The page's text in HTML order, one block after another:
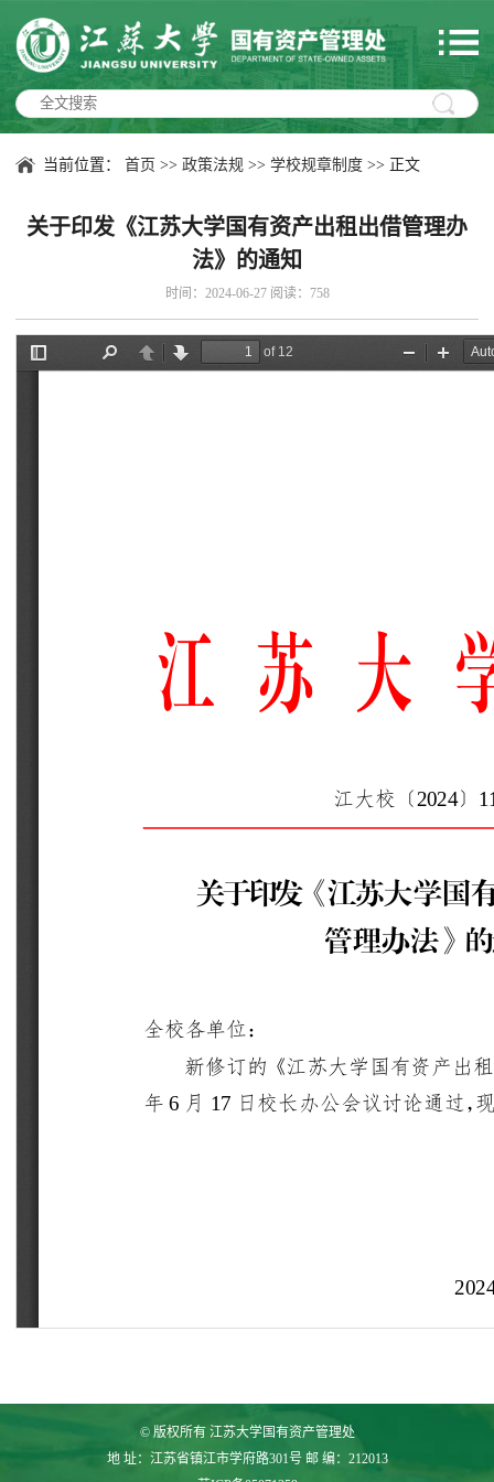
当前位置： 首页 >> 政策法规 >> 学校规章制度 >> 正文
关于印发《江苏大学国有资产出租出借管理办
法》的通知
时间：2024-06-27 阅读： 758
© 版权所有 江苏大学国有资产管理处
地 址：江苏省镇江市学府路301号 邮 编：212013